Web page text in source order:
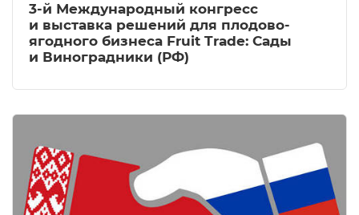
3-й Международный конгресс
и выставка решений для плодово-
ягодного бизнеса Fruit Trade: Сады
и Виноградники (РФ)